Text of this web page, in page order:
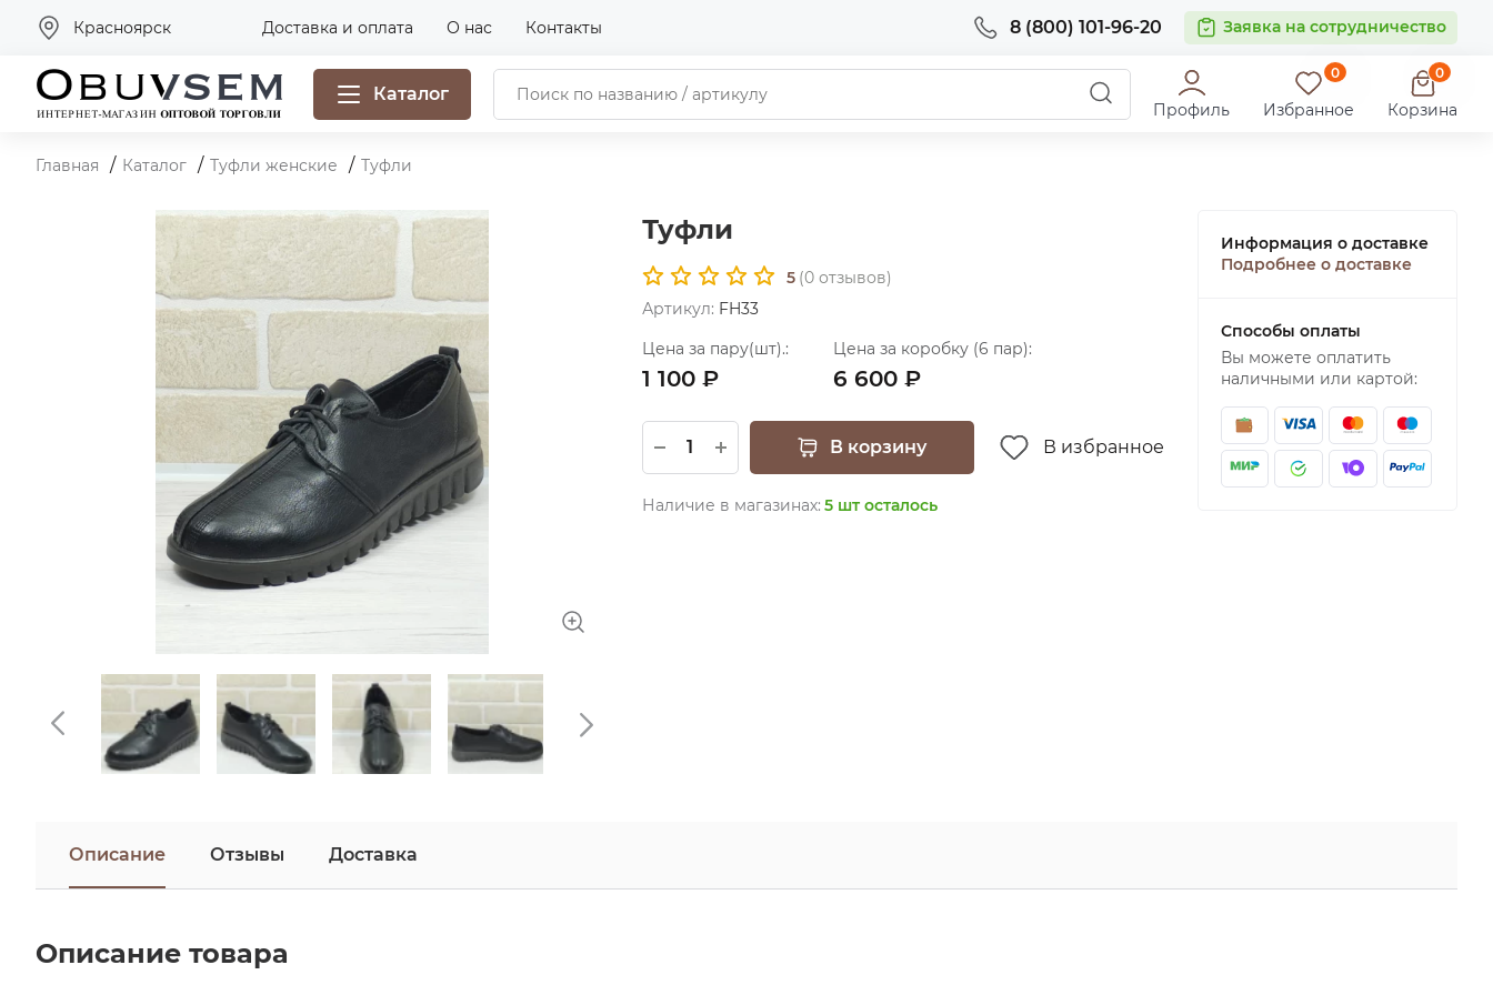
Красноярск Доставка и оплата О нас Контакты 8 (800) 101-96-20 Заявка на сотрудничество
Каталог
Профиль
0
Избранное
0
Корзина
Главная Каталог Туфли женские Туфли
Туфли
5 (0отзывов)
Артикул: FH33
Цена за пару(шт).:
1 100 ₽
Цена за коробку (6 пар):
6 600 ₽
В корзину В избранное
Наличие в магазинах: 5 шт осталось
Информация о доставке
Подробнее о доставке
Способы оплаты
Вы можете оплатить
наличными или картой:
Описание Отзывы Доставка
Описание товара